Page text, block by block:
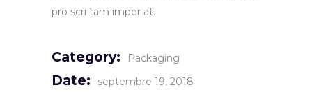
pro scri tam imper at.
Category: Packaging
Date: septembre 19, 2018